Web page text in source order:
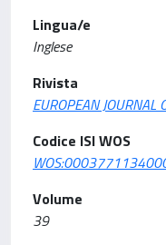
Lingua/e
Inglese
Rivista
EUROPEAN JOURNAL
Codice ISI WOS
Volume
39